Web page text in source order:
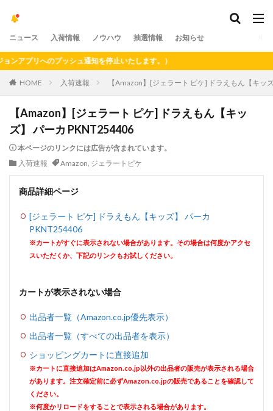
ニュース 入荷情報 ノウハウ 抽選情報 お知らせ
リへのプッシュ通知を停止いたします。）
HOME 入荷速報 【Amazon】[ジェラート ピケ] ドラえもん【キッ
【Amazon】[ジェラート ピケ] ドラえもん【キッ
ズ】 パーカ PKNT254406
本ページのリンクには広告が含まれています。
入荷速報
Amazon, ジェラートピケ
商品詳細ページ
[ジェラート ピケ] ドラえもん【キッズ】 パーカ
PKNT254406
※カートがすぐに表示されない場合があります。その場合は何度かアクセ
スいただくか、下記のリンクもお試しください。
カートが表示されない場合
出品者一覧（Amazon.co.jp優先表示）
出品者一覧（すべての出品者を表示）
ショッピングカートに直接追加
※カートに直接追加はAmazon.co.jp以外の出品者の販売が表示される場合
があります。注文確定前に必ずAmazon.co.jpの販売であることを確認して
ください。
※何度かリロードをすることで表示される場合があります。